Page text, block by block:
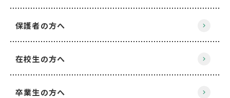
保護者の方へ
在校生の方へ
卒業生の方へ